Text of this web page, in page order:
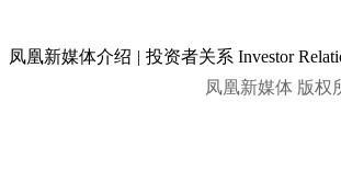
凤凰新媒体介绍 | 投资者关系 Investor
凤凰新媒体 版权